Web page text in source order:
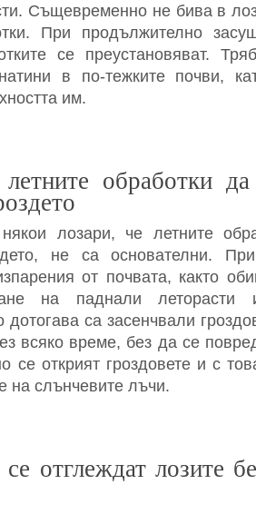
Същевременно не бива в
При продължително
се преустановяват.
в по-тежките почви,
им.
обработки да
лозари, че летните
не са основателни.
от почвата, както
на паднали леторасти
дотогава са засенчвали
всяко време, без да се
се открият гроздовете и с
на слънчевите лъчи.
отглеждат лозите